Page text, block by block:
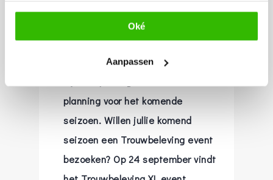
Oké
Aanpassen
planning voor het komende
seizoen. Willen jullie komend
seizoen een Trouwbeleving event
bezoeken? Op 24 september vindt